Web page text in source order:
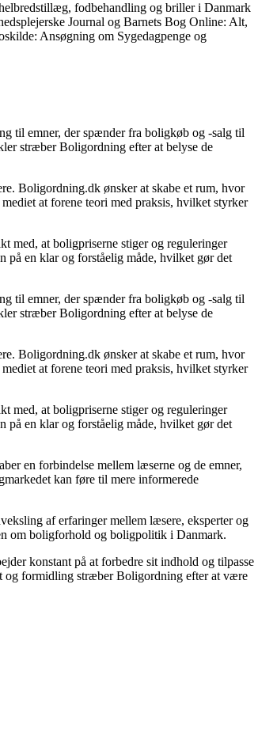
fodbehandling og briller i Danmark
Journal og Barnets Bog Online: Alt,
Ansøgning om Sygedagpenge og
til emner, der spænder fra boligkøb og -salg til
stræber Boligordning efter at belyse de
Boligordning.dk ønsker at skabe et rum, hvor
at forene teori med praksis, hvilket styrker
med, at boligpriserne stiger og reguleringer
på en klar og forståelig måde, hvilket gør det
til emner, der spænder fra boligkøb og -salg til
stræber Boligordning efter at belyse de
Boligordning.dk ønsker at skabe et rum, hvor
at forene teori med praksis, hvilket styrker
med, at boligpriserne stiger og reguleringer
på en klar og forståelig måde, hvilket gør det
en forbindelse mellem læserne og de emner,
kan føre til mere informerede
af erfaringer mellem læsere, eksperter og
om boligforhold og boligpolitik i Danmark.
konstant på at forbedre sit indhold og tilpasse
og formidling stræber Boligordning efter at være